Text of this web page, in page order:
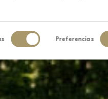
Preferencias